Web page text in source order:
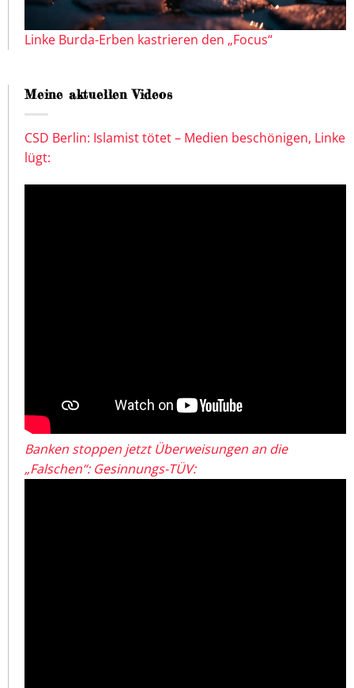
Linke Burda-Erben kastrieren den „Focus“
Meine aktuellen Videos
CSD Berlin: Islamist tötet – Medien beschönigen, Linke
lügt:
Banken stoppen jetzt Überweisungen an die
„Falschen“: Gesinnungs-TÜV: